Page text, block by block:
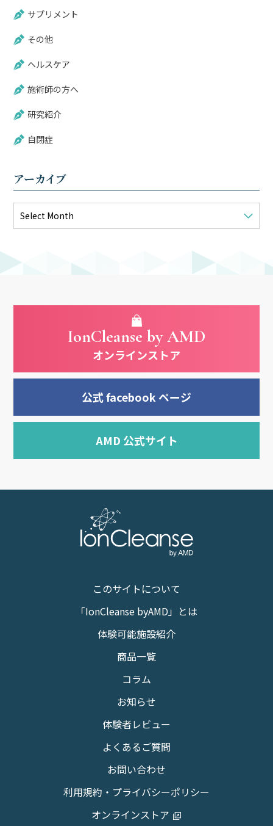
サプリメント
その他
ヘルスケア
施術師の方へ
研究紹介
自閉症
アーカイブ
IonCleanse by AMD
オンラインストア
公式 facebook ページ
AMD 公式サイト
このサイトについて
「IonCleanse byAMD」とは
体験可能施設紹介
商品一覧
コラム
お知らせ
体験者レビュー
よくあるご質問
お問い合わせ
利用規約・プライバシーポリシー
オンラインストア